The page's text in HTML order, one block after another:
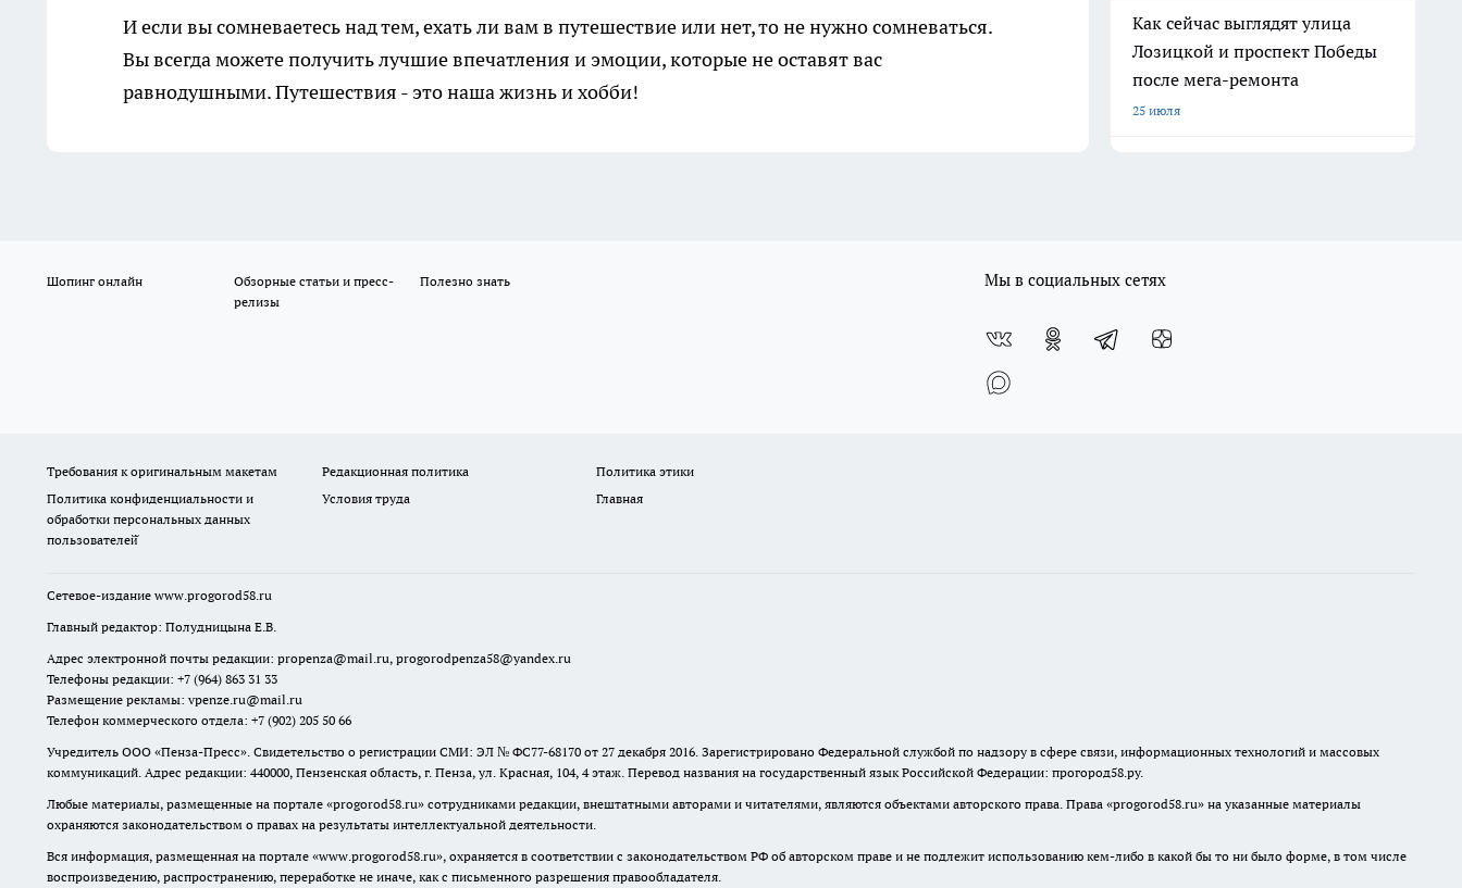
И если вы сомневаетесь над тем, ехать ли вам в путешествие или нет, то не нужно сомневаться.
Вы всегда можете получить лучшие впечатления и эмоции, которые не оставят вас
равнодушными. Путешествия - это наша жизнь и хобби!
Как сейчас выглядят улица
Лозицкой и проспект Победы
после мега-ремонта
25 июля
Шопинг онлайн
Обзорные статьи и пресс-
релизы
Полезно знать Мы в социальных сетях
Требования к оригинальным макетам Редакционная политика
Политика этики
Политика конфиденциальности и
обработки персональных данных
пользователей̆
Условия труда Главная
Сетевое-издание www.progorod58.ru
Главный редактор: Полудницына Е.В.
Адрес электронной почты редакции: propenza@mail.ru, progorodpenza58@yandex.ru
Телефоны редакции: +7 (964) 863 31 33
Размещение рекламы: vpenze.ru@mail.ru
Телефон коммерческого отдела: +7 (902) 205 50 66
Учредитель ООО «Пенза-Пресс». Свидетельство о регистрации СМИ: ЭЛ № ФС77-68170 от 27 декабря 2016. Зарегистрировано Федеральной службой по надзору в сфере связи, информационных технологий и массовых
коммуникаций. Адрес редакции: 440000, Пензенская область, г. Пенза, ул. Красная, 104, 4 этаж. Перевод названия на государственный язык Российской Федерации: прогород58.ру.
Любые материалы, размещенные на портале «progorod58.ru» сотрудниками редакции, внештатными авторами и читателями, являются объектами авторского права. Права «progorod58.ru» на указанные материалы
охраняются законодательством о правах на результаты интеллектуальной деятельности.
Вся информация, размещенная на портале «www.progorod58.ru», охраняется в соответствии с законодательством РФ об авторском праве и не подлежит использованию кем-либо в какой бы то ни было форме, в том числе
воспроизведению, распространению, переработке не иначе, как с письменного разрешения правообладателя.